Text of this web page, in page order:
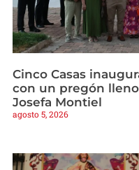
Cinco Casas
con un pregón
Josefa Montiel
agosto 5, 2026